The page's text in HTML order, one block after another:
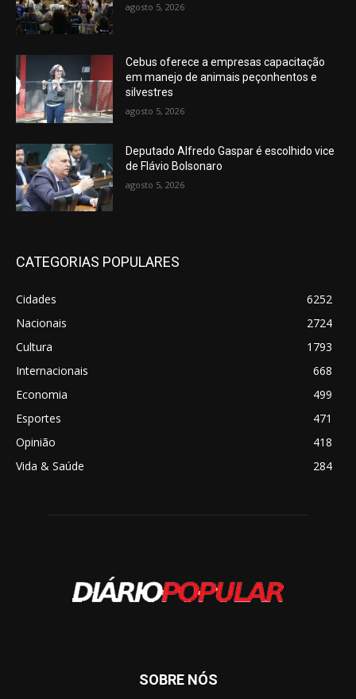
agosto 5, 2026
Cebus oferece a empresas capacitação
em manejo de animais peçonhentos e
silvestres
agosto 5, 2026
Deputado Alfredo Gaspar é escolhido vice
de Flávio Bolsonaro
agosto 5, 2026
CATEGORIAS POPULARES
Cidades
6252
Nacionais
2724
Cultura
1793
Internacionais
668
Economia
499
Esportes
471
Opinião
418
Vida & Saúde
284
SOBRE NÓS